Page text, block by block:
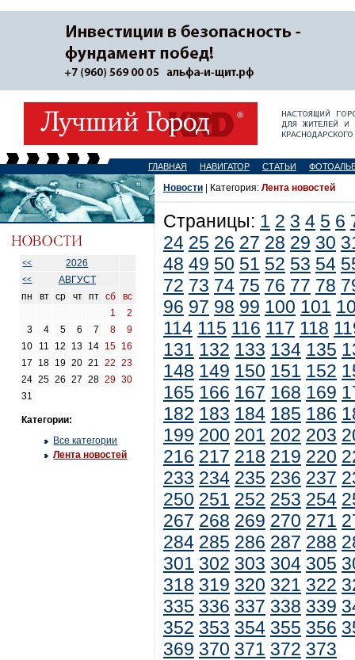
ГЛАВНАЯ НАВИГАТОР СТАТЬИ
<< 2026
<<
АВГУСТ
пн
вт ср чт пт сб
вс
1
2
3
4 5 6 7 8
9
10
11 12 13 14 15 16
17
18 19 20 21 22
23
24 25 26 27 28 29 30
31
Категории:
Все категории
Лента новостей
Новости | Категория: Лента новостей
Страницы: 1 2 3 4 5 6
24 25 26 27 28 29 30
48 49 50 51 52 53 54
72 73 74 75 76 77 78
96 97 98 99 100 101
114 115 116 117 118
131 132 133 134 135
148 149 150 151 152
165 166 167 168 169
182 183 184 185 186
199 200 201 202 203
216 217 218 219 220
233 234 235 236 237
250 251 252 253 254
267 268 269 270 271
284 285 286 287 288
301 302 303 304 305
318 319 320 321 322
335 336 337 338 339
352 353 354 355 356
369 370 371 372 373